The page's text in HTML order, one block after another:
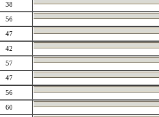
38
56
47
42
57
47
56
60